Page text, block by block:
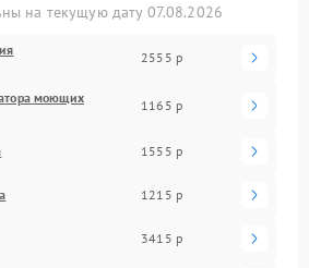
на текущую дату 07.08.2026
2555 р
моющих
1165 р
1555 р
1215 р
3415 р